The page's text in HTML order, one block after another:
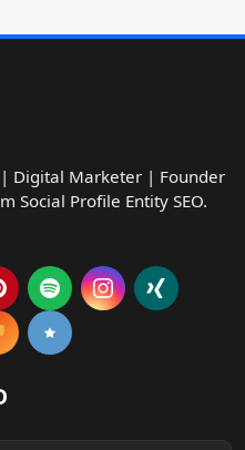
| Digital Marketer | Founder
Social Profile Entity SEO.